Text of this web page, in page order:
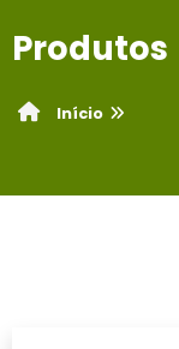
Produtos
Início